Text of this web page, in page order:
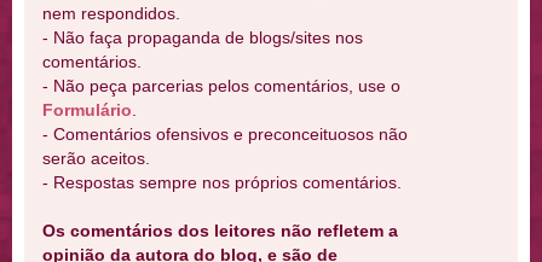
nem respondidos.
- Não faça propaganda de blogs/sites nos
comentários.
- Não peça parcerias pelos comentários, use o
Formulário
- Comentários ofensivos e preconceituosos não
serão aceitos.
- Respostas sempre nos próprios comentários.
Os comentários dos leitores não refletem a
opinião da autora do blog, e são de